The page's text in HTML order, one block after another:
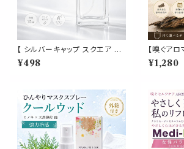
【 シルバーキャップ スクエア ミ
ニスプレーボトル 15ml 】1本 ク
リア ガラス製 詰め替え容器 携
おしゃれ シンプル かわいい
¥498
【嗅ぐア
香）｜天
く上品な
携帯用
館 ギフト
¥1,280